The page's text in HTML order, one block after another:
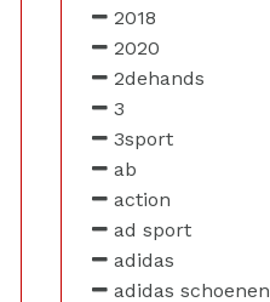
2018
2020
2dehands
3
3sport
ab
action
ad sport
adidas
adidas schoenen